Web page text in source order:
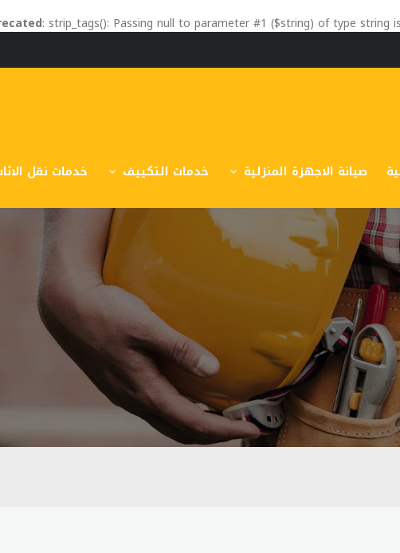
: strip_tags(): Passing null to parameter #1 ($string) of type string
صيانة الاجهزة المنزلية خدمات التكييف خدمات نقل